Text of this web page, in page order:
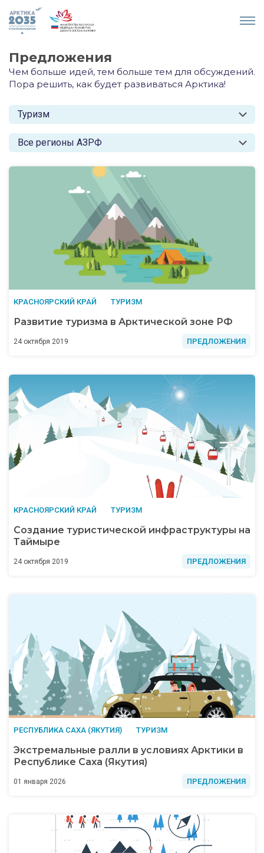
Предложения
Чем больше идей, тем больше тем для обсуждений.
Пора решить, как будет развиваться Арктика!
Туризм
Все регионы АЗРФ
КРАСНОЯРСКИЙ КРАЙ ТУРИЗМ
Развитие туризма в Арктической зоне РФ
24 октября 2019 ПРЕДЛОЖЕНИЯ
КРАСНОЯРСКИЙ КРАЙ ТУРИЗМ
Создание туристической инфраструктуры на
Таймыре
24 октября 2019 ПРЕДЛОЖЕНИЯ
РЕСПУБЛИКА САХА (ЯКУТИЯ) ТУРИЗМ
Экстремальные ралли в условиях Арктики в
Республике Саха (Якутия)
01 января 2026 ПРЕДЛОЖЕНИЯ